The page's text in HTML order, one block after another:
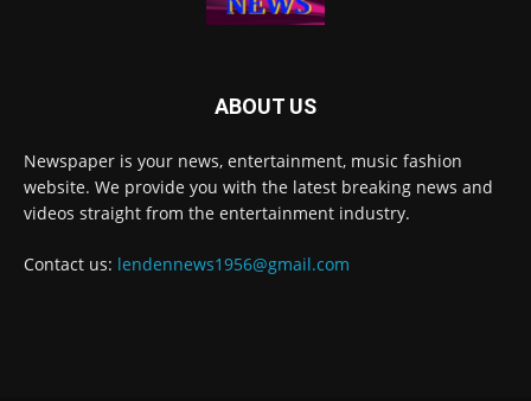
ABOUT US
Newspaper is your news, entertainment, music fashion
website. We provide you with the latest breaking news and
videos straight from the entertainment industry.
Contact us: lendennews1956@gmail.com